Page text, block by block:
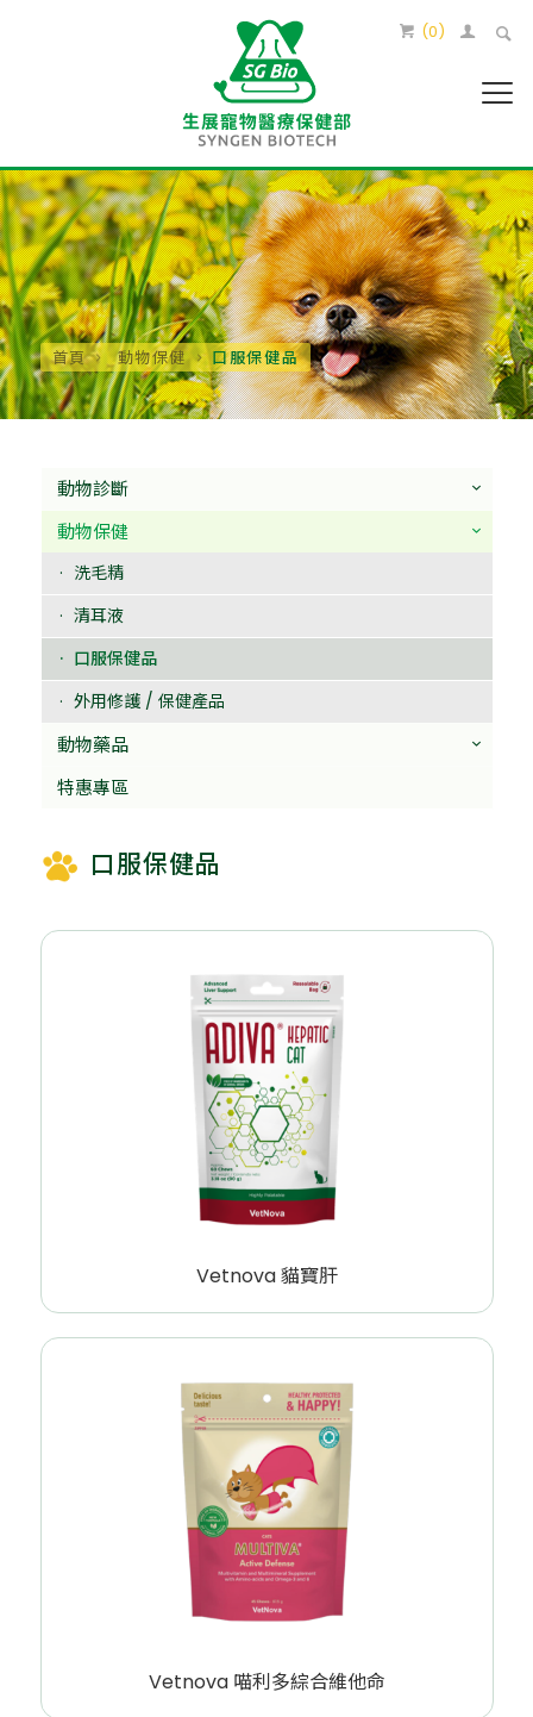
(0)
首頁 動物保健 口服保健品
動物診斷
動物保健
洗毛精
清耳液
口服保健品
外用修護 / 保健產品
動物藥品
特惠專區
口服保健品
Vetnova 貓寶肝
Vetnova 喵利多綜合維他命